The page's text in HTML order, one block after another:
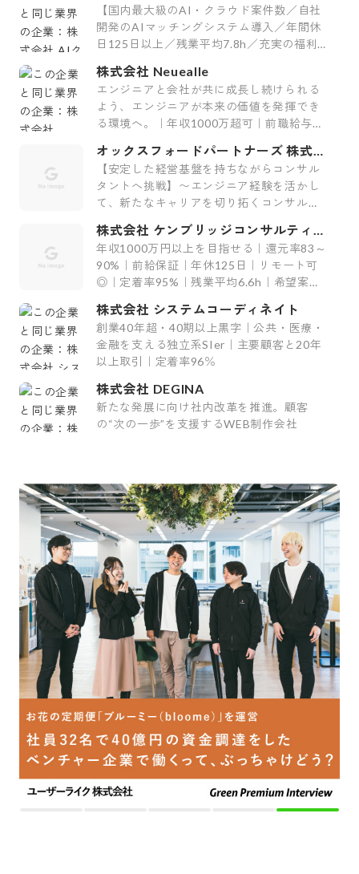
【国内最大級のAI・クラウド案件数／自社
開発のAIマッチングシステム導入／年間休
日125日以上／残業平均7.8h／充実の福利
株式会社 Neuealle
エンジニアと会社が共に成長し続けられる
よう、エンジニアが本来の価値を発揮でき
る環境へ。｜年収1000万超可｜前職給与保
オックスフォードパートナーズ 株式会
社
【安定した経営基盤を持ちながらコンサル
タントへ挑戦】〜エンジニア経験を活かし
て、新たなキャリアを切り拓くコンサルテ
株式会社 ケンブリッジコンサルティン
グ
年収1000万円以上を目指せる｜還元率83～
90%｜前給保証｜年休125日｜リモート可
◎｜定着率95%｜残業平均6.6h｜希望案件
株式会社 システムコーディネイト
創業40年超・40期以上黒字｜公共・医療・
金融を支える独立系SIer｜主要顧客と20年
以上取引｜定着率96％
株式会社 DEGINA
新たな発展に向け社内改革を推進。顧客
の“次の一歩”を支援するWEB制作会社